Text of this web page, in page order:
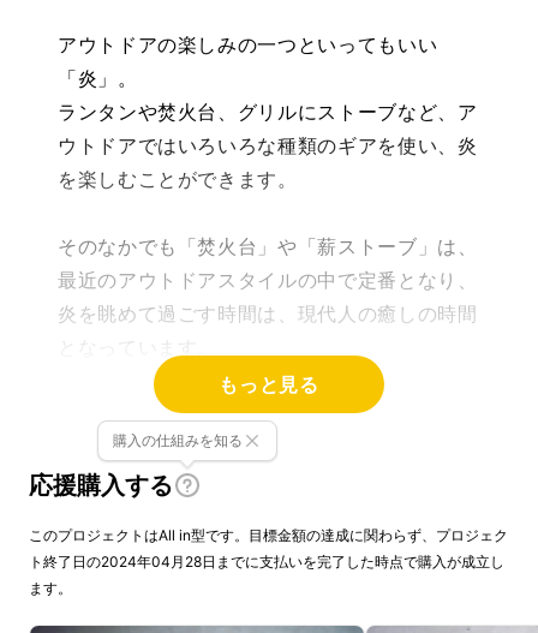
アウトドアの楽しみの一つといってもいい
「炎」。
ランタンや焚火台、グリルにストーブなど、ア
ウトドアではいろいろな種類のギアを使い、炎
を楽しむことができます。
そのなかでも「焚火台」や「薪ストーブ」は、
最近のアウトドアスタイルの中で定番となり、
炎を眺めて過ごす時間は、現代人の癒しの時間
となっています。
もっと見る
応援購入する
購入の仕組みを知る
このプロジェクトはAll in型です。目標金額の達成に関わらず、プロジェク
ト終了日の2024年04月28日までに支払いを完了した時点で購入が成立し
ます。